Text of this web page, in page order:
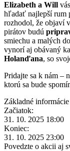
Elizabeth a Will
hľadať najlepší rum
rozhodol, že objaví
pirátov budú
smiechu a malých
vynorí aj obávaný
Holanďana, so
Pridajte sa k nám –
ktorú sa bude
Základné informácie
Začiatok:
31. 10. 2025 18:00
Koniec:
31. 10. 2025 23:00
Povedzte o akcii aj